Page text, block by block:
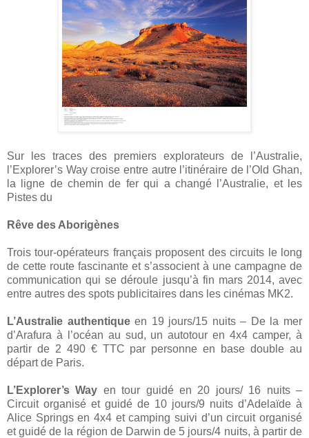
Sur les traces des premiers explorateurs de l’Australie,
l’Explorer’s Way croise entre autre l’itinéraire de l’Old Ghan,
la ligne de chemin de fer qui a changé l’Australie, et les
Pistes du
Rêve des Aborigènes
Trois tour-opérateurs français proposent des circuits le long
de cette route fascinante et s’associent à une campagne de
communication qui se déroule jusqu’à fin mars 2014, avec
entre autres des spots publicitaires dans les cinémas MK2.
L’Australie authentiqueen 19 jours/15 nuits – De la mer
d’Arafura à l’océan au sud, un autotour en 4x4 camper, à
partir de 2 490 € TTC par personne en base double au
départ de Paris.
L’Explorer’s Way en tour guidé en 20 jours/ 16 nuits –
Circuit organisé et guidé de 10 jours/9 nuits d’Adelaïde à
Alice Springs en 4x4 et camping suivi d’un circuit organisé
et guidé de la région de Darwin de 5 jours/4 nuits, à partir de